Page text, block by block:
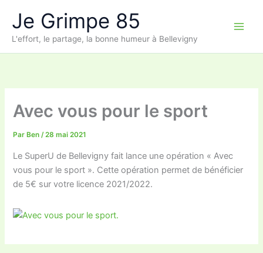
contenu
Je Grimpe 85
L'effort, le partage, la bonne humeur à Bellevigny
Avec vous pour le sport
Par Ben/28 mai 2021
Le SuperU de Bellevigny fait lance une opération « Avec
vous pour le sport ». Cette opération permet de bénéficier
de 5€ sur votre licence 2021/2022.